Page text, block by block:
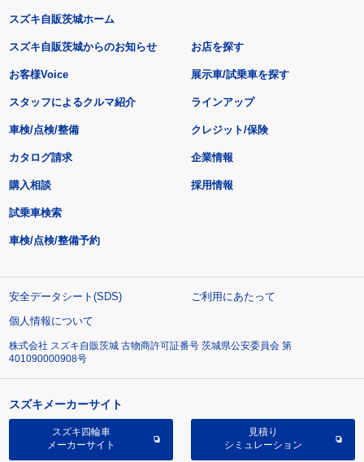
スズキ自販茨城ホーム
スズキ自販茨城からのお知らせ
お客様Voice
スタッフによるクルマ紹介
お店を探す
展示車/試乗車を探す
ラインアップ
車検/点検/整備 クレジット/保険
カタログ請求
購入相談
試乗車検索
車検/点検/整備予約
企業情報
採用情報
安全データシート(SDS)
ご利用にあたって
個人情報について
株式会社 スズキ自販茨城 古物商許可証番号 茨城県公安委員会 第
401090000908号
スズキメーカーサイト
スズキ四輪車
メーカーサイト
見積り
シミュレーション